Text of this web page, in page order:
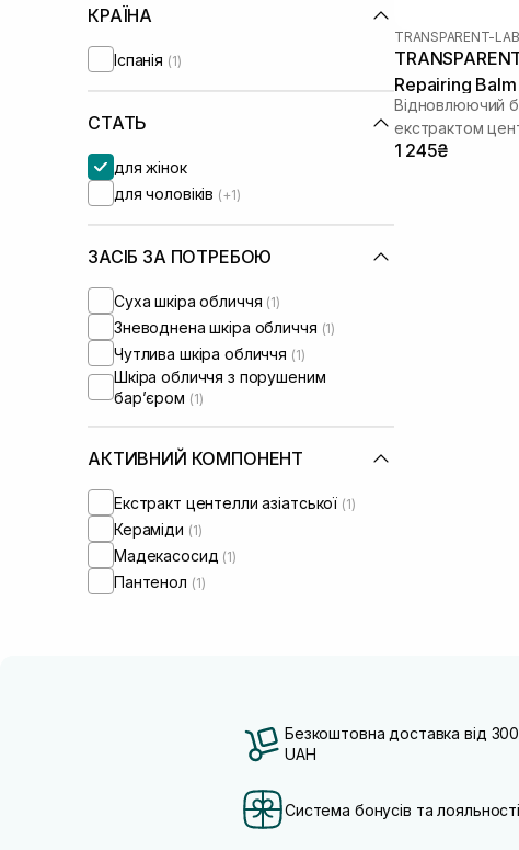
КРАЇНА
Іспанія (1)
СТАТЬ
для жінок
для чоловіків (+1)
ЗАСІБ ЗА ПОТРЕБОЮ
Суха шкіра обличчя (1)
Зневоднена шкіра обличчя (1)
Чутлива шкіра обличчя (1)
Шкіра обличчя з порушеним
барʼєром (1)
АКТИВНИЙ КОМПОНЕНТ
Екстракт центелли азіатської (1)
Кераміди (1)
Мадекасосид (1)
Пантенол (1)
TRANSPARENT-LAB
Repairing
Відновлюючий
екстрактом
1 245₴
Безкоштовна доставка від
UAH
Система бонусів та лояльності